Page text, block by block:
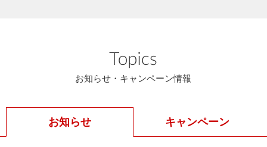
Topics
お知らせ・キャンペーン情報
お知らせ キャンペーン